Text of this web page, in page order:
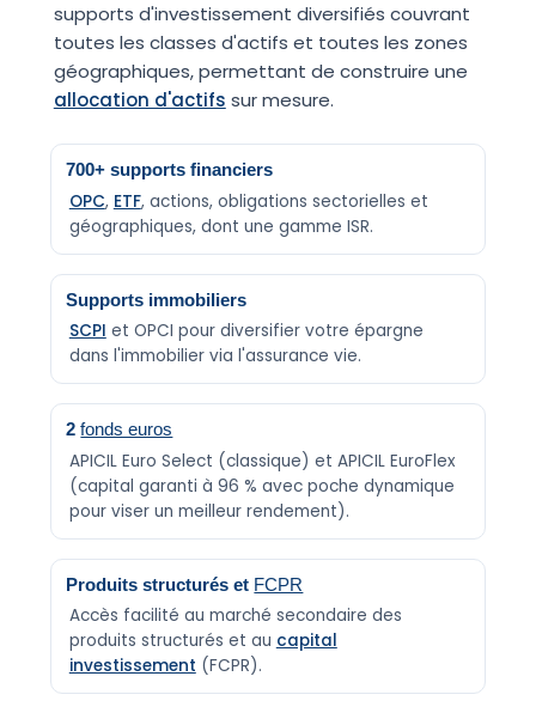
supports d'investissement diversifiés couvrant
toutes les classes d'actifs et toutes les zones
géographiques, permettant de construire une
allocation d'actifs sur mesure.
700+ supports financiers
OPC, ETF, actions, obligations sectorielles et
géographiques, dont une gamme ISR.
Supports immobiliers
SCPI et OPCI pour diversifier votre épargne
dans l'immobilier via l'assurance vie.
2fonds euros
APICIL Euro Select (classique) et APICIL EuroFlex
(capital garanti à 96 % avec poche dynamique
pour viser un meilleur rendement).
Produits structurés et FCPR
Accès facilité au marché secondaire des
produits structurés et au capital
investissement (FCPR).